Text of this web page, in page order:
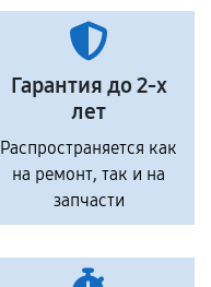
Гарантия до 2-х
лет
Распространяется как
на ремонт, так и на
запчасти